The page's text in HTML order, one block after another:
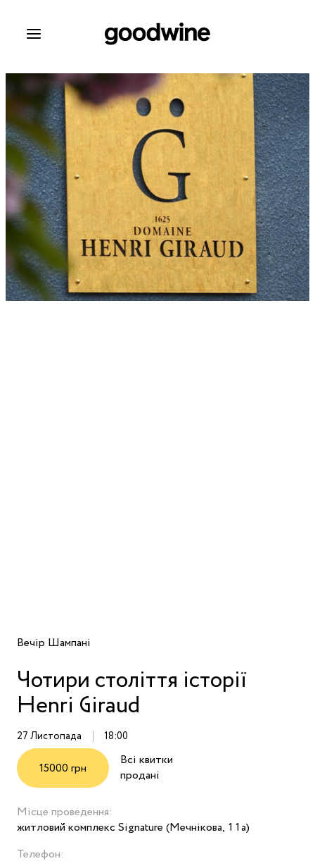
Вечір Шампані
Чотири століття історії
Henri Giraud
27 Листопада 18:00
15000 грн
Всі квитки
продані
Місце проведення:
житловий комплекс Signature (Мечнікова, 11а)
Телефон: